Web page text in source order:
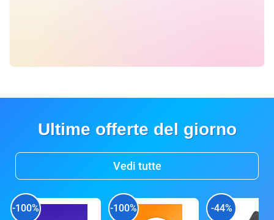
Ultime offerte del giorno
Vedi tutte
-100% -100% -44%